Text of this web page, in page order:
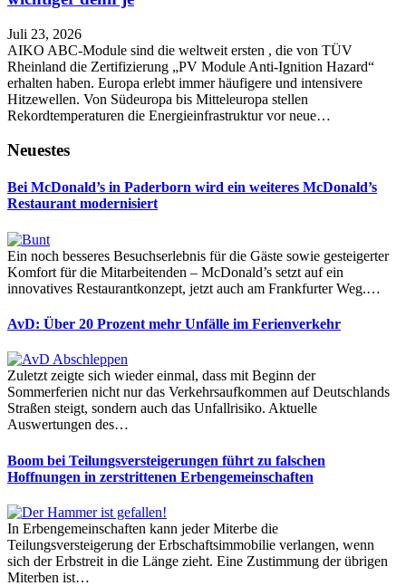
Juli 23, 2026
AIKO ABC-Module sind die weltweit ersten , die von TÜV
Rheinland die Zertifizierung „PV Module Anti-Ignition Hazard“
erhalten haben. Europa erlebt immer häufigere und intensivere
Hitzewellen. Von Südeuropa bis Mitteleuropa stellen
Rekordtemperaturen die Energieinfrastruktur vor neue…
Neuestes
Bei McDonald’s in Paderborn wird ein weiteres McDonald’s
Restaurant modernisiert
Ein noch besseres Besuchserlebnis für die Gäste sowie gesteigerter
Komfort für die Mitarbeitenden – McDonald’s setzt auf ein
innovatives Restaurantkonzept, jetzt auch am Frankfurter Weg.…
AvD: Über 20 Prozent mehr Unfälle im Ferienverkehr
Zuletzt zeigte sich wieder einmal, dass mit Beginn der
Sommerferien nicht nur das Verkehrsaufkommen auf Deutschlands
Straßen steigt, sondern auch das Unfallrisiko. Aktuelle
Auswertungen des…
Boom bei Teilungsversteigerungen führt zu falschen
Hoffnungen in zerstrittenen Erbengemeinschaften
In Erbengemeinschaften kann jeder Miterbe die
Teilungsversteigerung der Erbschaftsimmobilie verlangen, wenn
sich der Erbstreit in die Länge zieht. Eine Zustimmung der übrigen
Miterben ist…